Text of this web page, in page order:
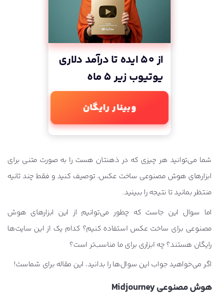
از 50 ایده تا درآمد دلاری
یوتیوب زیر 5 ماه
وبینار رایگان
شما می‌توانید هر چیزی که در ذهنتان هست را به صورت متنی برای
ابزارهای هوش مصنوعی ساخت عکس، توصیف کنید و فقط چند ثانیه
منتظر بمانید تا نتیجه را ببینید.
اما سوال این جاست که چطور می‌توانیم از این ابزارهای هوش
مصنوعی برای ساخت عکس استفاده کنیم؟ کدام یک از این سایت‌ها
رایگان هستند؟ چه ابزاری برای ما مناسب‌تر است؟
اگر می‌خواهید جواب این سوال‌ها را بدانید، این مقاله برای شماست!
هوش مصنوعی Midjourney